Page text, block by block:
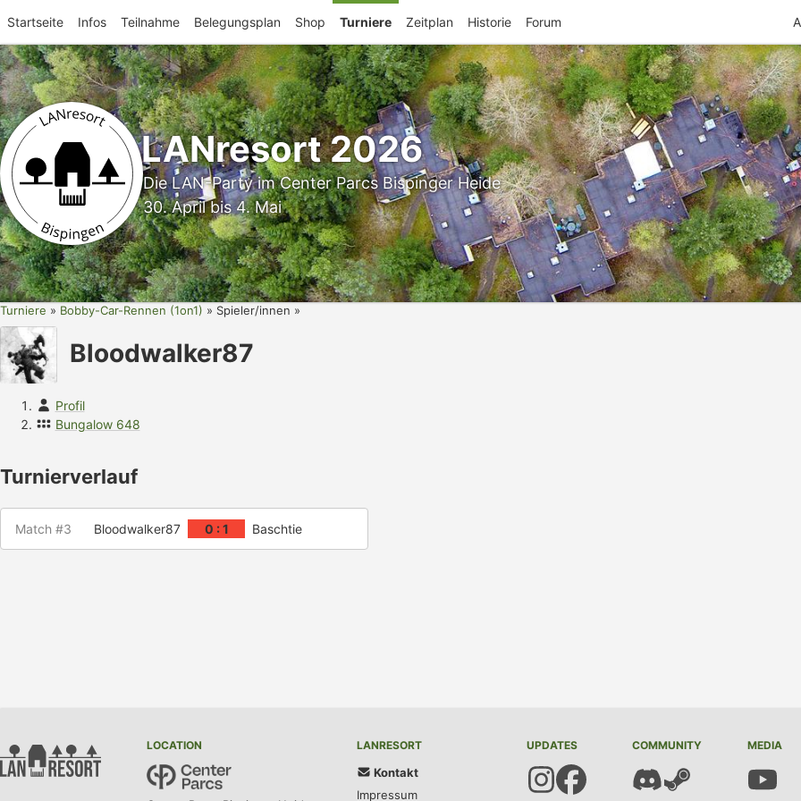
Startseite Infos Teilnahme Belegungsplan Shop Turniere Zeitplan Historie Forum
LANresort 2026
Die LAN-Party im Center Parcs Bispinger Heide
30. April bis 4. Mai
Turniere Bobby-Car-Rennen (1on1) Spieler/innen
Bloodwalker87
Profil
Bungalow 648
Turnierverlauf
Match #3 Bloodwalker87 0 : 1 Baschtie
LOCATION LANRESORT
Kontakt
Impressum
UPDATES COMMUNITY MEDIA